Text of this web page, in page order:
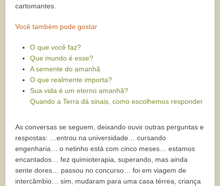
cartomantes.
Você também pode gostar
O que você faz?
Que mundo é esse?
A semente do amanhã
O que realmente importa?
Sua vida é um eterno amanhã?
Quando a Terra dá sinais, como escolhemos responder
As conversas se seguem, deixando ouvir outras perguntas e
respostas: …entrou na universidade… cursando
engenharia… o netinho está com cinco meses… estamos
encantados… fez quimioterapia, superando, mas ainda
sente dores… passou no concurso… foi em viagem de
intercâmbio… sim, mudaram para uma casa térrea, criança